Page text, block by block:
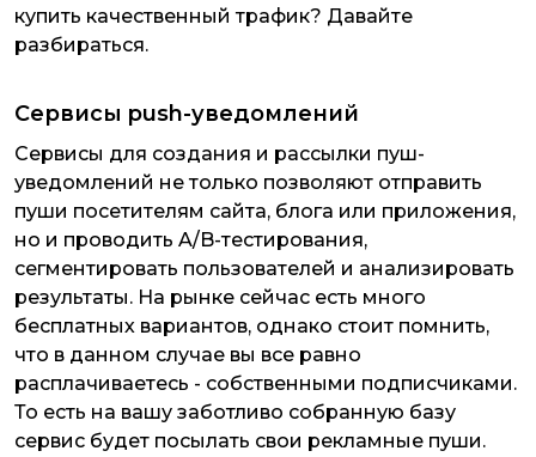
купить качественный трафик? Давайте
разбираться.
Сервисы push-уведомлений
Сервисы для создания и рассылки пуш-
уведомлений не только позволяют отправить
пуши посетителям сайта, блога или приложения,
но и проводить A/B-тестирования,
сегментировать пользователей и анализировать
результаты. На рынке сейчас есть много
бесплатных вариантов, однако стоит помнить,
что в данном случае вы все равно
расплачиваетесь - собственными подписчиками.
То есть на вашу заботливо собранную базу
сервис будет посылать свои рекламные пуши.